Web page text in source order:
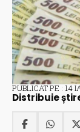
PUBLICAT PE : 14
Distribuie